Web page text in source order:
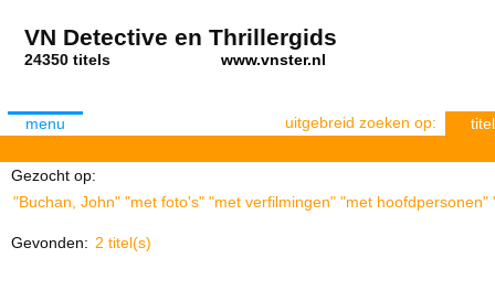
VN Detective en Thrillergids
24350 titels www.vnster.nl
menu uitgebreid zoeken op: titel
Gezocht op:
"Buchan, John" "met foto's" "met verfilmingen" "met
Gevonden: 2 titel(s)